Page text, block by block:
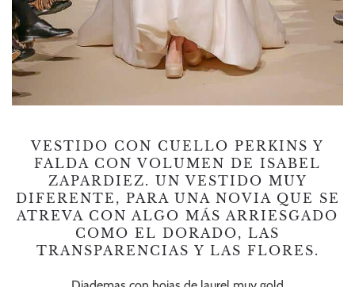
VESTIDO CON CUELLO PERKINS Y
FALDA CON VOLUMEN DE ISABEL
ZAPARDIEZ. UN VESTIDO MUY
DIFERENTE, PARA UNA NOVIA QUE SE
ATREVA CON ALGO MÁS ARRIESGADO
COMO EL DORADO, LAS
TRANSPARENCIAS Y LAS FLORES.